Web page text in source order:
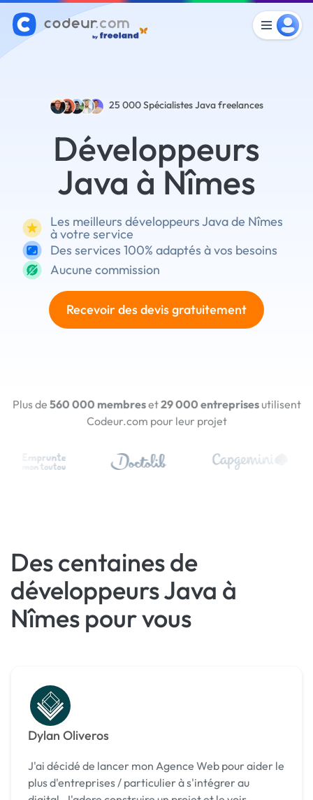
25 000Spécialistes Java freelances
Développeurs
Java à Nîmes
Les meilleurs développeurs Java de Nîmes
à votre service
Des services 100% adaptés à vos besoins
Aucune commission
Recevoir des devis gratuitement
Plus de 560 000 membreset29 000 entreprisesutilisent
Codeur.com pour leur projet
Des centaines de
développeurs Java à
Nîmes pour vous
Dylan Oliveros
J'ai décidé de lancer mon Agence Web pour aider le
plus d'entreprises / particulier à s'intégrer au